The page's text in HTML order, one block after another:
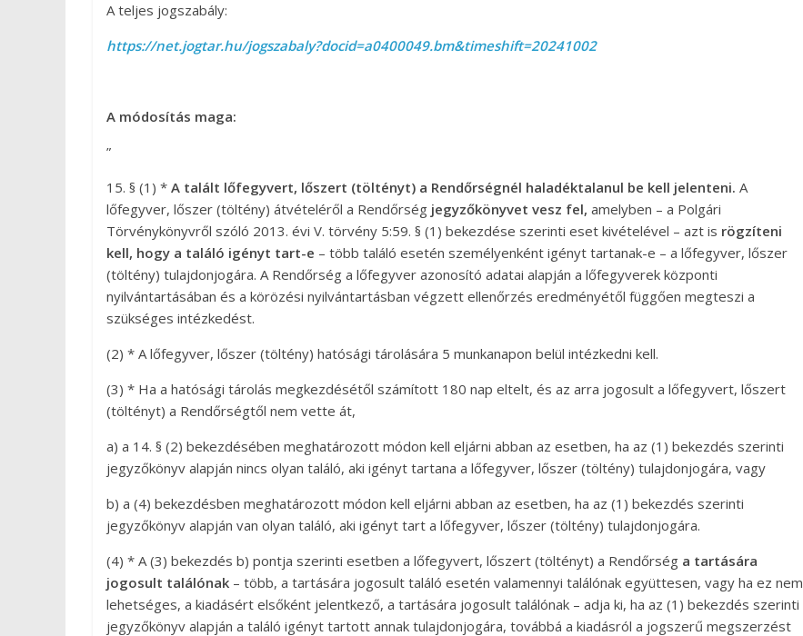
A teljes jogszabály:
https://net.jogtar.hu/jogszabaly?docid=a0400049.bm&timeshift=20241002
A módosítás maga:
”
15. § (1) * A talált lőfegyvert, lőszert (töltényt) a Rendőrségnél haladéktalanul be kell jelenteni. A
lőfegyver, lőszer (töltény) átvételéről a Rendőrség jegyzőkönyvet vesz fel, amelyben – a Polgári
Törvénykönyvről szóló 2013. évi V. törvény 5:59. § (1) bekezdése szerinti eset kivételével – azt is rögzíteni
kell, hogy a találó igényt tart-e – több találó esetén személyenként igényt tartanak-e – a lőfegyver, lőszer
(töltény) tulajdonjogára. A Rendőrség a lőfegyver azonosító adatai alapján a lőfegyverek központi
nyilvántartásában és a körözési nyilvántartásban végzett ellenőrzés eredményétől függően megteszi a
szükséges intézkedést.
(2) * A lőfegyver, lőszer (töltény) hatósági tárolására 5 munkanapon belül intézkedni kell.
(3) * Ha a hatósági tárolás megkezdésétől számított 180 nap eltelt, és az arra jogosult a lőfegyvert, lőszert
(töltényt) a Rendőrségtől nem vette át,
a) a 14. § (2) bekezdésében meghatározott módon kell eljárni abban az esetben, ha az (1) bekezdés szerinti
jegyzőkönyv alapján nincs olyan találó, aki igényt tartana a lőfegyver, lőszer (töltény) tulajdonjogára, vagy
b) a (4) bekezdésben meghatározott módon kell eljárni abban az esetben, ha az (1) bekezdés szerinti
jegyzőkönyv alapján van olyan találó, aki igényt tart a lőfegyver, lőszer (töltény) tulajdonjogára.
(4) * A (3) bekezdés b) pontja szerinti esetben a lőfegyvert, lőszert (töltényt) a Rendőrség a tartására
jogosult találónak – több, a tartására jogosult találó esetén valamennyi találónak együttesen, vagy ha ez nem
lehetséges, a kiadásért elsőként jelentkező, a tartására jogosult találónak – adja ki, ha az (1) bekezdés szerinti
jegyzőkönyv alapján a találó igényt tartott annak tulajdonjogára, továbbá a kiadásról a jogszerű megszerzést